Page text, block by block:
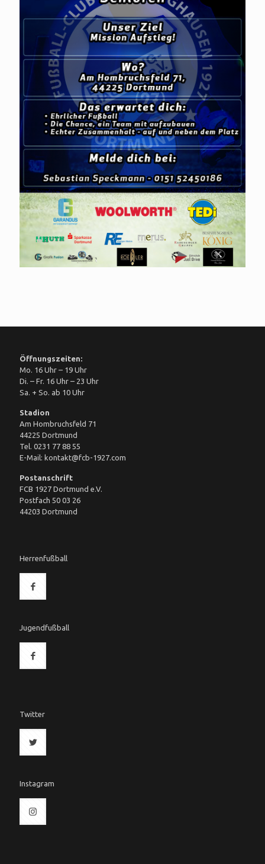
Öffnungszeiten:
Mo. 16 Uhr – 19 Uhr
Di. – Fr. 16 Uhr – 23 Uhr
Sa. + So. ab 10 Uhr
Stadion
Am Hombruchsfeld 71
44225 Dortmund
Tel. 0231 77 88 55
E-Mail: kontakt@fcb-1927.com
Postanschrift
FCB 1927 Dortmund e.V.
Postfach 50 03 26
44203 Dortmund
Herrenfußball
Jugendfußball
Twitter
Instagram